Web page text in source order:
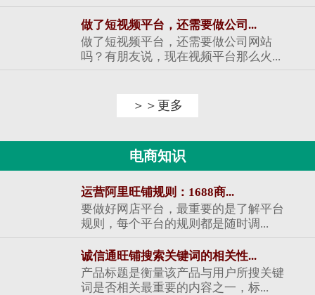
做了短视频平台，还需要做公司...
做了短视频平台，还需要做公司网站
吗？有朋友说，现在视频平台那么火...
＞＞更多
电商知识
运营阿里旺铺规则：1688商...
要做好网店平台，最重要的是了解平台
规则，每个平台的规则都是随时调...
诚信通旺铺搜索关键词的相关性...
产品标题是衡量该产品与用户所搜关键
词是否相关最重要的内容之一，标...